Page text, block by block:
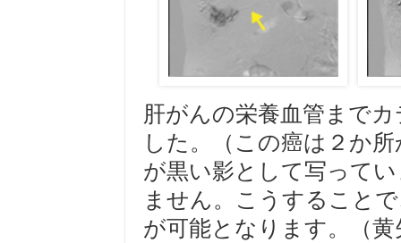
肝がんの栄養血管まで
した。（この癌は２か
が黒い影として写って
ません。こうすること
が可能となります。（